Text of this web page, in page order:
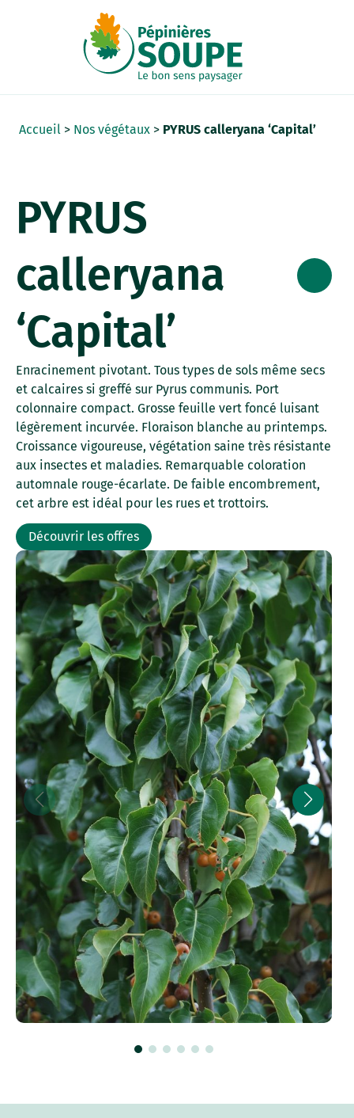
Accueil > Nos végétaux > PYRUS calleryana ‘Capital’
PYRUS
calleryana
‘Capital’
Enracinement pivotant. Tous types de sols même secs
et calcaires si greffé sur Pyrus communis. Port
colonnaire compact. Grosse feuille vert foncé luisant
légèrement incurvée. Floraison blanche au printemps.
Croissance vigoureuse, végétation saine très résistante
aux insectes et maladies. Remarquable coloration
automnale rouge-écarlate. De faible encombrement,
cet arbre est idéal pour les rues et trottoirs.
Découvrir les offres